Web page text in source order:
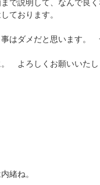
で説明して、なんで良
ております。
事はダメだと思います。
。 よろしくお願いいた
緒ね。